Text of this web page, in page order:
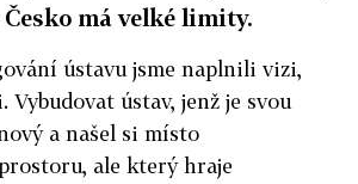
Česko má velké limity.
ústavu jsme naplnili vizi,
Vybudovat ústav, jenž je svou
a našel si místo
ale který hraje